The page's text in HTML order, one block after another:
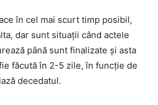
în cel mai scurt timp posibil,
dar sunt situații când actele
până sunt finalizate și asta
făcută în 2-5 zile, în funcție de
decedatul.